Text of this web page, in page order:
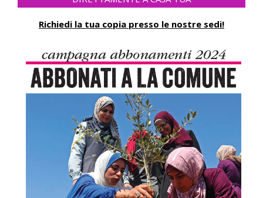
Richiedi la tua copia presso le nostre sedi!